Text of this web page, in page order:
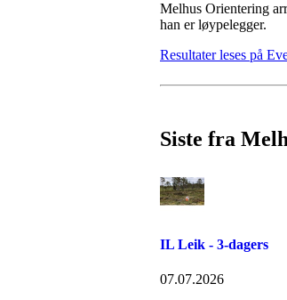
Melhus Orientering
han er løypelegger.
Resultater leses på
Siste fra
IL Leik - 3-dagers
07.07.2026